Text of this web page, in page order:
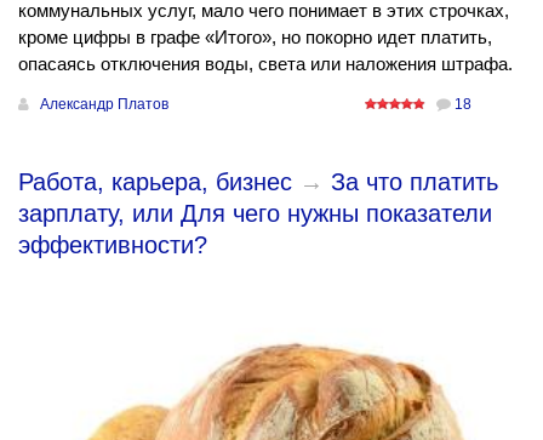
коммунальных услуг, мало чего понимает в этих строчках,
кроме цифры в графе «Итого», но покорно идет платить,
опасаясь отключения воды, света или наложения штрафа.
Александр Платов 18
Работа, карьера, бизнес → За что платить
зарплату, или Для чего нужны показатели
эффективности?